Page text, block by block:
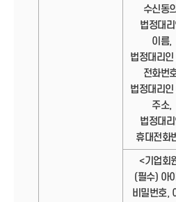
수신동
법정대
이름,
법정대리
전화번
법정대리
주소,
법정대
휴대전화
<기업회
(필수) 아
비밀번호,